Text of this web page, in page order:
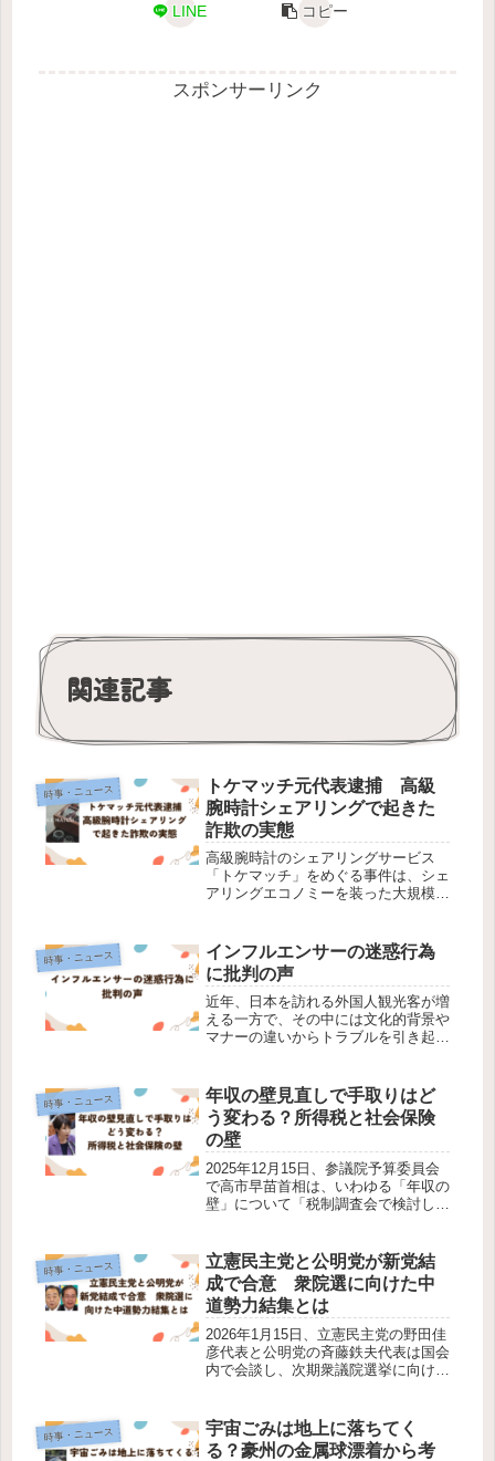
LINE コピー
スポンサーリンク
関連記事
時事・ニュース
トケマッチ元代表逮捕 高級
腕時計シェアリングで起きた
詐欺の実態
高級腕時計のシェアリングサービス
「トケマッチ」をめぐる事件は、シェ
アリングエコノミーを装った大規模な
る小湊敬済こと福原敬済容疑者と元従
業員が詐欺容疑で逮捕され、長く不...
時事・ニュース
インフルエンサーの迷惑行為
に批判の声
近年、日本を訪れる外国人観光客が増
える一方で、その中には文化的背景や
マナーの違いからトラブルを引き起こ
で人気を集めようとする「迷惑系イン
フルエンサー」による行為が、日本国
内で...
時事・ニュース
年収の壁見直しで手取りはど
う変わる？所得税と社会保険
の壁
2025年12月15日、参議院予算委員会
で高市早苗首相は、いわゆる「年収の
壁」について「税制調査会で検討した
今後、どの程度引き上げるべきか、減
税の対象は誰か、といった点に...
時事・ニュース
立憲民主党と公明党が新党結
成で合意 衆院選に向けた中
道勢力結集とは
2026年1月15日、立憲民主党の野田佳
彦代表と公明党の斉藤鉄夫代表は国会
内で会談し、次期衆議院選挙に向けて
抗する新たな政治的な軸をつくること
を目指すとしています。高市早苗...
時事・ニュース
宇宙ごみは地上に落ちてく
る？豪州の金属球漂着から考